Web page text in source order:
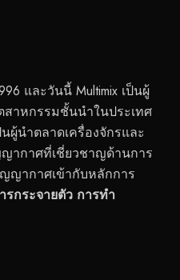
และวันนี้ Multimix เป็นผู้
สาหกรรมชั้นนำในประเทศ
ผู้นำตลาดเครื่องจักรและ
ากาศที่เชี่ยวชาญด้านการ
ญากาศเข้ากับหลักการ
รกระจายตัว การทำ